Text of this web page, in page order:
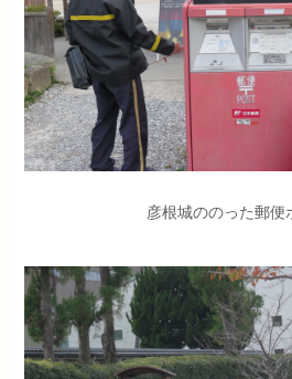
彦根城ののった郵便